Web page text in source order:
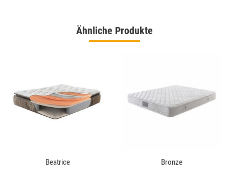
Ähnliche Produkte
Beatrice Bronze